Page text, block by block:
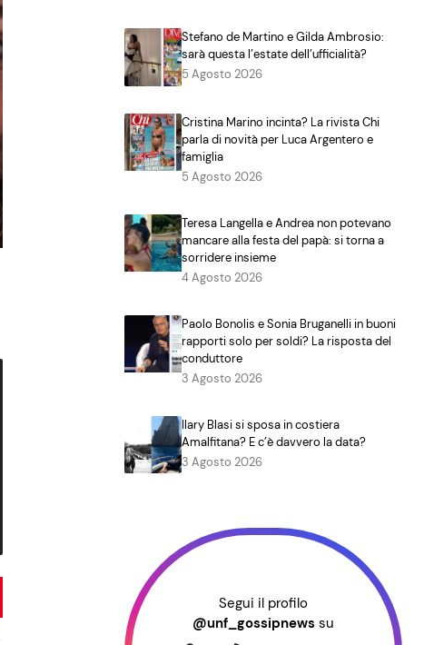
Stefano de Martino e Gilda Ambrosio:
sarà questa l’estate dell’ufficialità?
5 Agosto 2026
Cristina Marino incinta? La rivista Chi
parla di novità per Luca Argentero e
famiglia
5 Agosto 2026
Teresa Langella e Andrea non potevano
mancare alla festa del papà: si torna a
sorridere insieme
4 Agosto 2026
Paolo Bonolis e Sonia Bruganelli in buoni
rapporti solo per soldi? La risposta del
conduttore
3 Agosto 2026
Ilary Blasi si sposa in costiera
Amalfitana? E c’è davvero la data?
3 Agosto 2026
Segui il profilo
@unf_gossipnews su